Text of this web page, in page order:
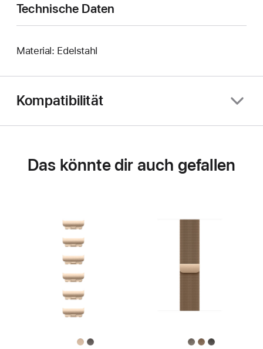
Technische Daten
Material: Edelstahl
Kompatibilität
Das könnte dir auch gefallen